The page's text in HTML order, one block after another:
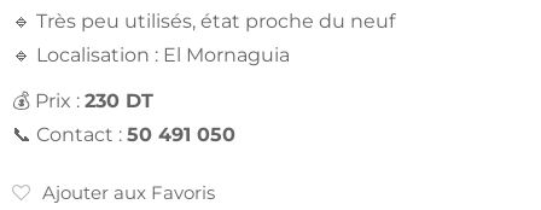
🔹 Très peu utilisés, état proche du neuf
🔹 Localisation : El Mornaguia
💰 Prix : 230 DT
📞 Contact : 50 491 050
Ajouter aux Favoris